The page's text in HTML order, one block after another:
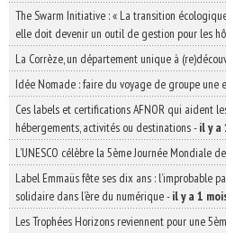
The Swarm Initiative : « La transition
elle doit devenir un outil de gestion pour les
La Corrèze, un département unique à
Idée Nomade : faire du voyage de groupe une
Ces labels et certifications AFNOR qui aident
hébergements, activités ou destinations-il y a
L’UNESCO célèbre la 5ème Journée Mondiale
Label Emmaüs fête ses dix ans : l’improbable
solidaire dans l’ère du numérique-il y a 1
Les Trophées Horizons reviennent pour une